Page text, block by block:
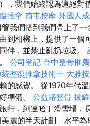
，我們始終認為這絕對
推拿 南屯按摩 外國人
管我們提到我們帶上了一
到相機上，提供了一個
伴，並禁止亂扔垃圾。
公司登記 台中整骨推薦
統整復推拿技術士 大雅
的感覺。 從1970年代
準備。 公益路整骨 拔
行，到達哈丁滑雪場，
美麗的半天計劃，水平為